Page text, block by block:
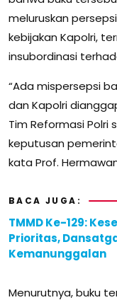
meluruskan
kebijakan Kapolri,
insubordinasi
“Ada mispersepsi
dan Kapolri
Tim Reformasi Polri
keputusan
kata Prof.
BACA JUGA:
TMMD Ke-129:
Prioritas,
Kemanunggalan
Menurutnya, buku